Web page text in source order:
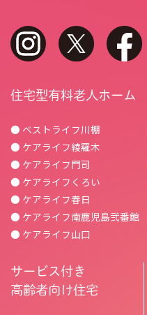
instagram twitter
住宅型有料老人ホーム
● ベストライフ川棚
● ケアライフ綾羅木
● ケアライフ門司
● ケアライフくろい
● ケアライフ春日
● ケアライフ南鹿児島弐番館
● ケアライフ山口
サービス付き
高齢者向け住宅